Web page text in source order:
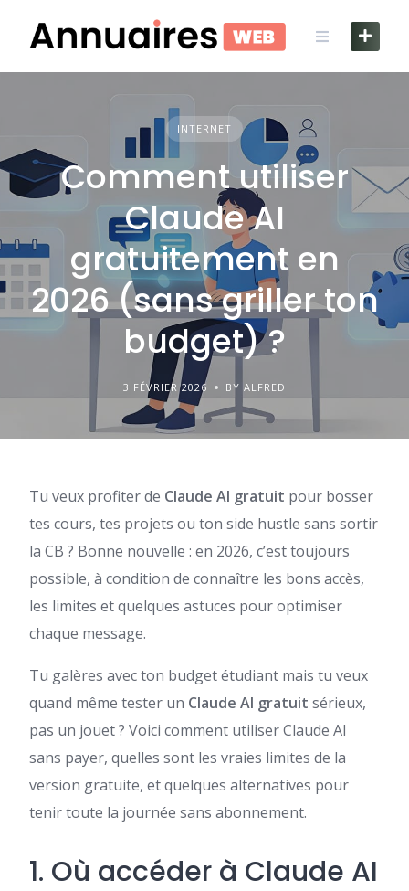
content
INTERNET
Comment utiliser
Claude AI
gratuitement en
2026 (sans griller ton
budget) ?
3 FÉVRIER 2026 BY ALFRED
Tu veux profiter de Claude AI gratuit pour bosser
tes cours, tes projets ou ton side hustle sans sortir
la CB ? Bonne nouvelle : en 2026, c’est toujours
possible, à condition de connaître les bons accès,
les limites et quelques astuces pour optimiser
chaque message.
Tu galères avec ton budget étudiant mais tu veux
quand même tester un Claude AI gratuit sérieux,
pas un jouet ? Voici comment utiliser Claude AI
sans payer, quelles sont les vraies limites de la
version gratuite, et quelques alternatives pour
tenir toute la journée sans abonnement.
1. Où accéder à Claude AI